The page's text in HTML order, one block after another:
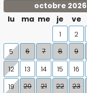
octobre 2026
lu
ma me je ve
1 2
5
6 7 8 9
12 13 14 15 16
19
20 21 22 23